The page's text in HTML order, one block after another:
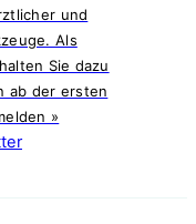
und
Als
Sie dazu
ab der ersten
»